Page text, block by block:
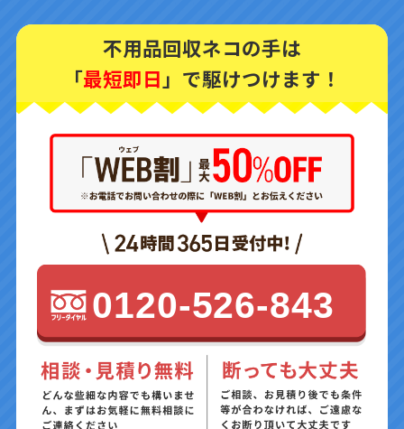
不用品回収ネコの手は
「最短即日 」で駆けつけます！
0120-526-843